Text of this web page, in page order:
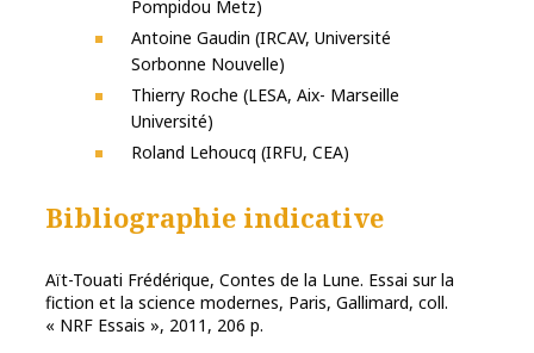
Pompidou Metz)
Antoine Gaudin (IRCAV, Université
Sorbonne Nouvelle)
Thierry Roche (LESA, Aix- Marseille
Université)
Roland Lehoucq (IRFU, CEA)
Bibliographie indicative
Aït-Touati Frédérique, Contes de la Lune. Essai sur la
fiction et la science modernes, Paris, Gallimard, coll.
« NRF Essais », 2011, 206 p.